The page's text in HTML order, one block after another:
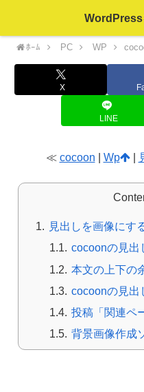
ﾎｰﾑ PC WP
X
LINE
≪ cocoon Wp |
見出しを画像にす
cocoonの見出
本文の上下の
cocoonの見出
投稿「関連ペ
背景画像作成
WordPress